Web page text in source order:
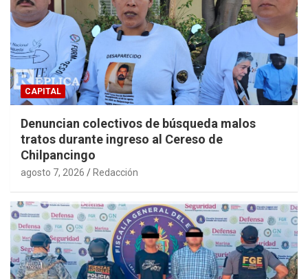
CAPITAL
Denuncian colectivos de búsqueda malos
tratos durante ingreso al Cereso de
Chilpancingo
agosto 7, 2026 Redacción